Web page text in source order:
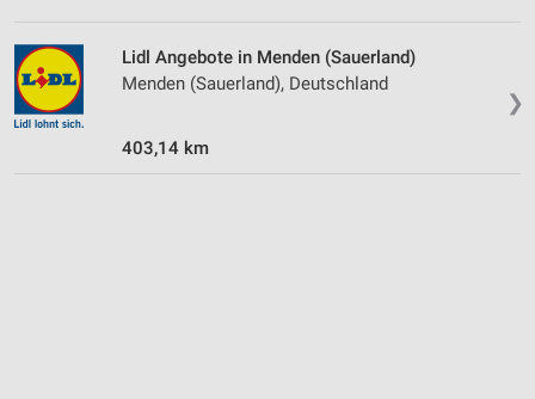
❯
Lidl Angebote in Menden (Sauerland)
Menden (Sauerland), Deutschland
403,14 km